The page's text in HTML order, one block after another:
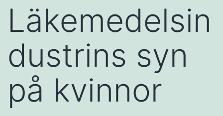
Läkemedelsin
dustrins syn
på kvinnor